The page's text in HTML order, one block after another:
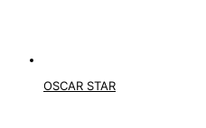
OSCAR STAR